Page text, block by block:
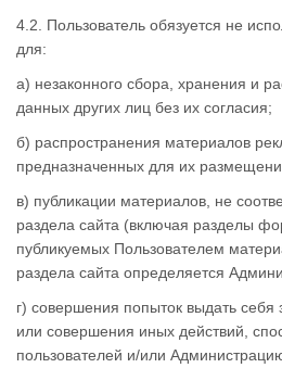
4.2. Пользователь обязуется не
для:
а) незаконного сбора, хранения и
данных других лиц без их согласия;
б) распространения материалов
предназначенных для их
в) публикации материалов, не
раздела сайта (включая разделы
публикуемых Пользователем
раздела сайта определяется
г) совершения попыток выдать себя
или совершения иных действий,
пользователей и/или